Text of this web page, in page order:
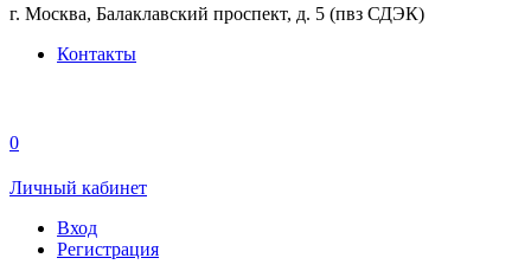
г. Москва, Балаклавский проспект, д. 5 (пвз СДЭК)
Контакты
0
Личный кабинет
Вход
Регистрация